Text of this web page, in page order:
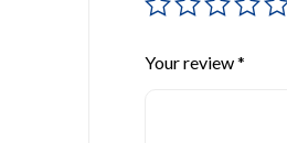
Your review*